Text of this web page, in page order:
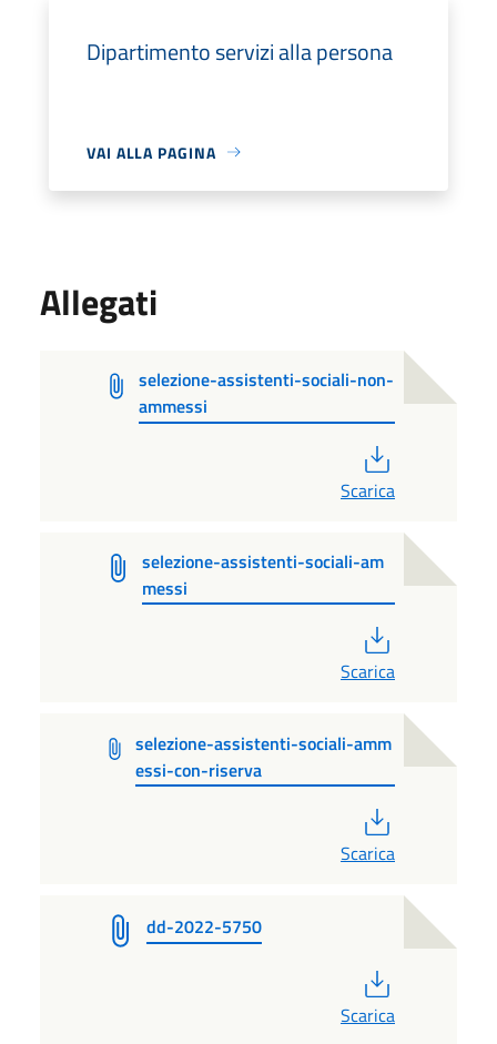
Dipartimento servizi alla persona
VAI ALLA PAGINA
Allegati
selezione-assistenti-sociali-non-
ammessi
Scarica
selezione-assistenti-sociali-am
messi
Scarica
selezione-assistenti-sociali-amm
essi-con-riserva
Scarica
dd-2022-5750
Scarica